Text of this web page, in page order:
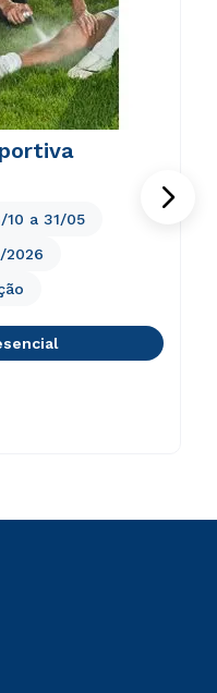
2026
10 a 31/05